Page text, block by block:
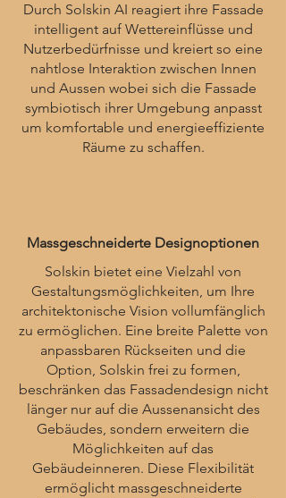
Durch Solskin AI reagiert ihre Fassade
intelligent auf Wettereinflüsse und
Nutzerbedürfnisse und kreiert so eine
nahtlose Interaktion zwischen Innen
und Aussen wobei sich die Fassade
symbiotisch ihrer Umgebung anpasst
um komfortable und energieeffiziente
Räume zu schaffen.
Massgeschneiderte Designoptionen
Solskin bietet eine Vielzahl von
Gestaltungsmöglichkeiten, um Ihre
architektonische Vision vollumfänglich
zu ermöglichen. Eine breite Palette von
anpassbaren Rückseiten und die
Option, Solskin frei zu formen,
beschränken das Fassadendesign nicht
länger nur auf die Aussenansicht des
Gebäudes, sondern erweitern die
Möglichkeiten auf das
Gebäudeinneren. Diese Flexibilität
ermöglicht massgeschneiderte